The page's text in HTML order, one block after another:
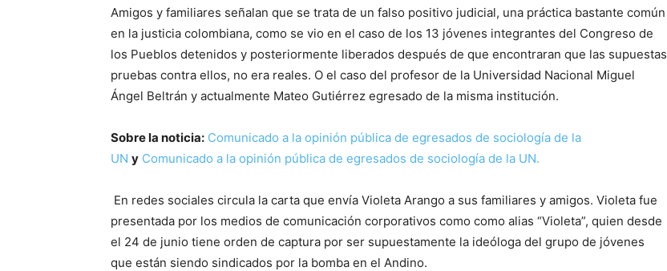
Amigos y familiares señalan que se trata de un falso positivo judicial, una práctica bastante común
en la justicia colombiana, como se vio en el caso de los 13 jóvenes integrantes del Congreso de
los Pueblos detenidos y posteriormente liberados después de que encontraran que las supuestas
pruebas contra ellos, no era reales. O el caso del profesor de la Universidad Nacional Miguel
Ángel Beltrán y actualmente Mateo Gutiérrez egresado de la misma institución.
Sobre la noticia: Comunicado a la opinión pública de egresados de sociología de la
UN y Comunicado a la opinión pública de egresados de sociología de la UN.
En redes sociales circula la carta que envía Violeta Arango a sus familiares y amigos. Violeta fue
presentada por los medios de comunicación corporativos como como alias “Violeta”, quien desde
el 24 de junio tiene orden de captura por ser supuestamente la ideóloga del grupo de jóvenes
que están siendo sindicados por la bomba en el Andino.